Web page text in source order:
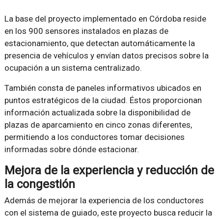
La base del proyecto implementado en Córdoba reside
en los 900 sensores instalados en plazas de
estacionamiento, que detectan automáticamente la
presencia de vehículos y envían datos precisos sobre la
ocupación a un sistema centralizado.
También consta de paneles informativos ubicados en
puntos estratégicos de la ciudad. Éstos proporcionan
información actualizada sobre la disponibilidad de
plazas de aparcamiento en cinco zonas diferentes,
permitiendo a los conductores tomar decisiones
informadas sobre dónde estacionar.
Mejora de la experiencia y reducción de
la congestión
Además de mejorar la experiencia de los conductores
con el sistema de guiado, este proyecto busca reducir la